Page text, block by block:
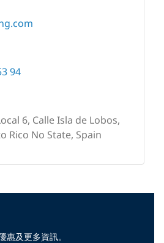
94
6, Calle Isla de Lobos,
Rico No State, Spain
惠及更多資訊。